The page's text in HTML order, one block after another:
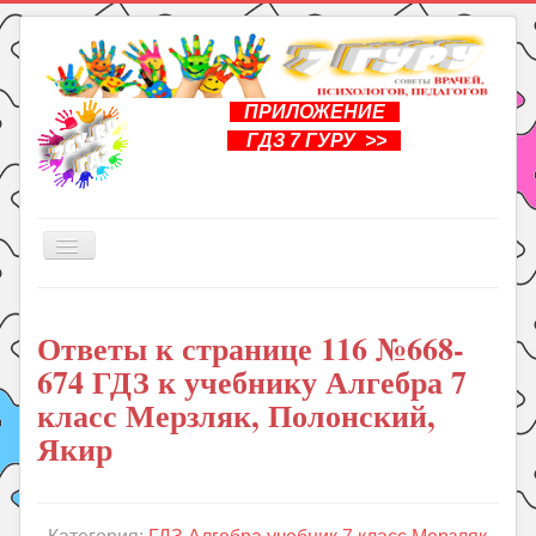
ПРИЛОЖЕНИЕ
ГДЗ 7 ГУРУ >>
Включить/
Книги
Рукоделие
Подготовка к школе
Уроки
Ответы к странице 116 №668-
674 ГДЗ к учебнику Алгебра 7
класс Мерзляк, Полонский,
Якир